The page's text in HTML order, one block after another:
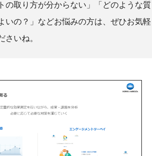
の取り方が分からない」「どのような質
いの？」などお悩みの方は、ぜひお気軽
さいね。